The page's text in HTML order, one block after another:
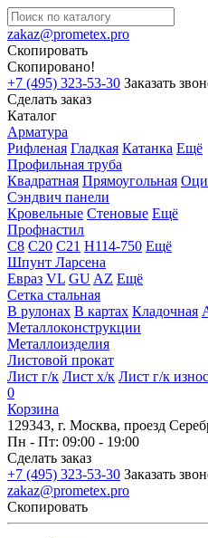
zakaz@prometex.pro
Скопировать
Скопировано!
+7 (495) 323-53-30 Заказать
Сделать заказ
Каталог
Арматура
Рифленая Гладкая Катанка Ещё
Профильная труба
Квадратная Прямоугольная
Сэндвич панели
Кровельные Стеновые Ещё
Профнастил
С8 С20 С21 Н114-750 Ещё
Шпунт Ларсена
Евраз VL GU AZ Ещё
Сетка стальная
В рулонах В картах Кладочная
Металлоконструкции
Металлоизделия
Листовой прокат
Лист г/к Лист х/к Лист г/к
0
Корзина
129343, г. Москва, проезд
Пн - Пт: 09:00 - 19:00
Сделать заказ
+7 (495) 323-53-30 Заказать
zakaz@prometex.pro
Скопировать